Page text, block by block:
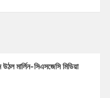
মার্লিন-সিএসজেসি মিডিয়া